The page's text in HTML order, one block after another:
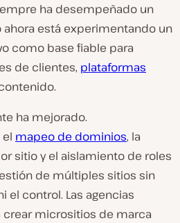
ha desempeñado un
está experimentando un
como base fiable para
de clientes, plataformas
ha mejorado.
mapeo de dominios, la
sitio y el aislamiento de roles
de múltiples sitios sin
el control. Las agencias
micrositios de marca